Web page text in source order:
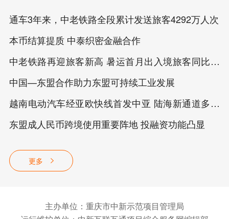
通车3年来，中老铁路全段累计发送旅客4292万人次
本币结算提质 中泰织密金融合作
中老铁路再迎旅客新高 暑运首月出入境旅客同比增
超38%
中国—东盟合作助力东盟可持续工业发展
越南电动汽车经亚欧快线首发中亚 陆海新通道多式
联运再获突破
东盟成人民币跨境使用重要阵地 投融资功能凸显
更多
主办单位：重庆市中新示范项目管理局